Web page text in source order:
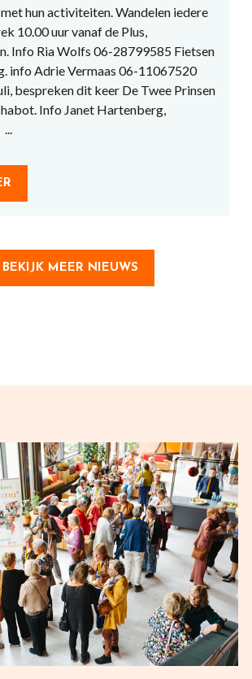
hun activiteiten. Wandelen iedere
10.00 uur vanaf de Plus,
Info Ria Wolfs 06-28799585 Fietsen
info Adrie Vermaas 06-11067520
bespreken dit keer De Twee Prinsen
Info Janet Hartenberg,
BEKIJK MEER NIEUWS